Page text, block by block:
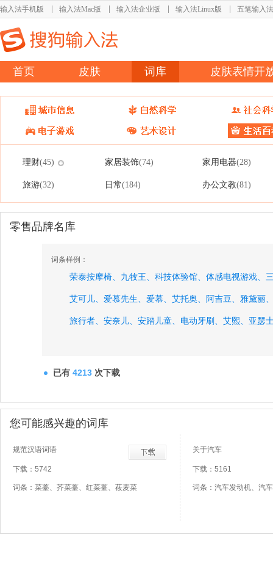
输入法手机版 输入法Mac版 输入法企业版 输入法Linux版 五笔输入法
首页 皮肤 词库 皮肤表情开
理财(45) 家居装饰(74) 家用电器(28)
旅游(32) 日常(184) 办公文教(81)
零售品牌名库
词条样例：
荣泰按摩椅、 九牧王、 科技体验馆、 体感电视游戏、
艾可儿、 爱慕先生、 爱慕、 艾托奥、 阿吉豆、 雅黛丽
旅行者、 安奈儿、 安踏儿童、 电动牙刷、 艾熙、 亚瑟
已有 4213 次下载
您可能感兴趣的词库
规范汉语词语
下载：5742
词条：菜薹、芥菜薹、红菜薹、莜麦菜
关于汽车
下载：5161
词条：汽车发动机、汽